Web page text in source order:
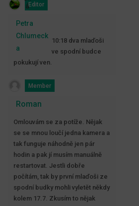
Editor
Petra
Chlumeck
a
10:18 dva mlaďoši
ve spodní budce
pokukují ven.
Member
Roman
Omlouvám se za potíže. Nějak
se se mnou loučí jedna kamera a
tak funguje náhodně jen pár
hodin a pak jí musím manuálně
restartovat. Jestli dobře
počítám, tak by první mlaďoši ze
spodní budky mohli vyletět někdy
kolem 17.7. Zkusím to nějak